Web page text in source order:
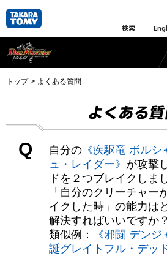
検索
トップ よくある質問
よくある
Q 自分の 《疾駆竜 ボル
ュ・レイダー》 が攻撃
ドを２つブレイクしま
「自分のクリーチャー
イクした時」の能力は
解決すればいいですか？
類似例：
《邪闘 デンジ
誕グレイトフル・デッド